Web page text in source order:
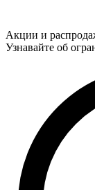
Акции и
Узнавайте об